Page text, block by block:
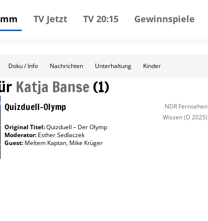
TV Jetzt TV 20:15 Gewinnspiele
Doku / Info Nachrichten Unterhaltung Kinder
Katja Banse(1)
Quizduell-Olymp
NDR Fernsehen
Wissen(D 2025)
Original Titel:Quizduell – Der Olymp
Moderator: Esther Sedlaczek
Guest: Meltem Kaptan, Mike Krüger